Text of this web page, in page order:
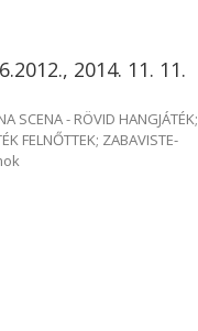
2014. 11. 11.
- RÖVID HANGJÁTÉK;
FELNŐTTEK; ZABAVISTE-